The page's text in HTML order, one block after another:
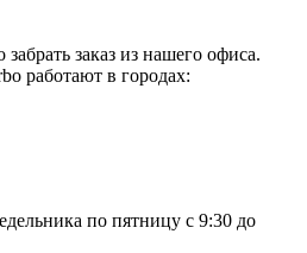
заказ из нашего офиса.
работают в городах:
по пятницу с 9:30 до